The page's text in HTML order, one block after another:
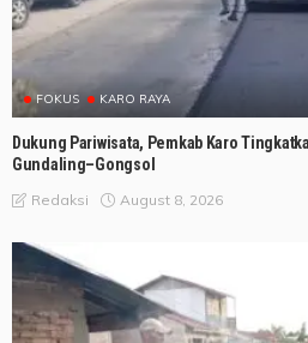
FOKUS KARO RAYA
Dukung Pariwisata, Pemkab Karo
Gundaling–Gongsol
Redaksi August 8, 2026